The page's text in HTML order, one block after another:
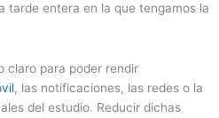
tarde entera en la que tengamos la
claro para poder rendir
, las notificaciones, las redes o la
del estudio. Reducir dichas